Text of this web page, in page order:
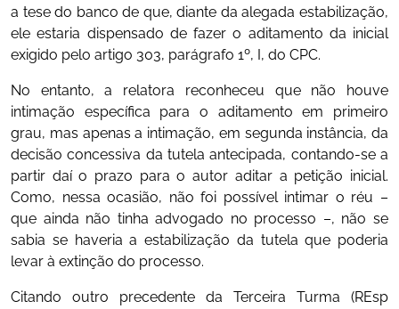
a tese do banco de que, diante da alegada estabilização,
ele estaria dispensado de fazer o aditamento da inicial
exigido pelo artigo 303, parágrafo 1º, I, do CPC.
No entanto, a relatora reconheceu que não houve
intimação específica para o aditamento em primeiro
grau, mas apenas a intimação, em segunda instância, da
decisão concessiva da tutela antecipada, contando-se a
partir daí o prazo para o autor aditar a petição inicial.
Como, nessa ocasião, não foi possível intimar o réu –
que ainda não tinha advogado no processo –, não se
sabia se haveria a estabilização da tutela que poderia
levar à extinção do processo.
Citando outro precedente da Terceira Turma (REsp